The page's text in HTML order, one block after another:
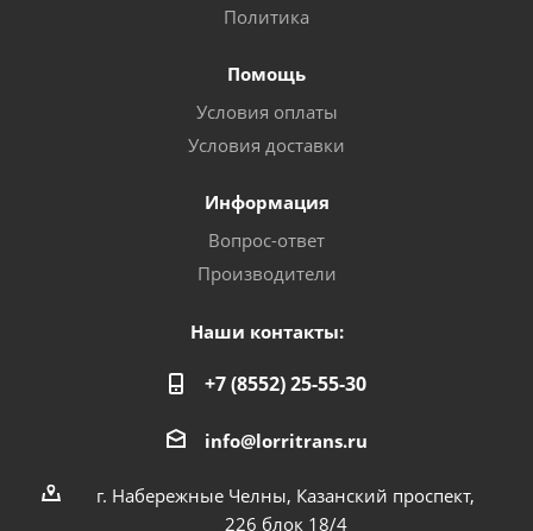
Политика
Помощь
Условия оплаты
Условия доставки
Информация
Вопрос-ответ
Производители
Наши контакты:
+7 (8552) 25-55-30
info@lorritrans.ru
г. Набережные Челны, Казанский проспект,
226 блок 18/4